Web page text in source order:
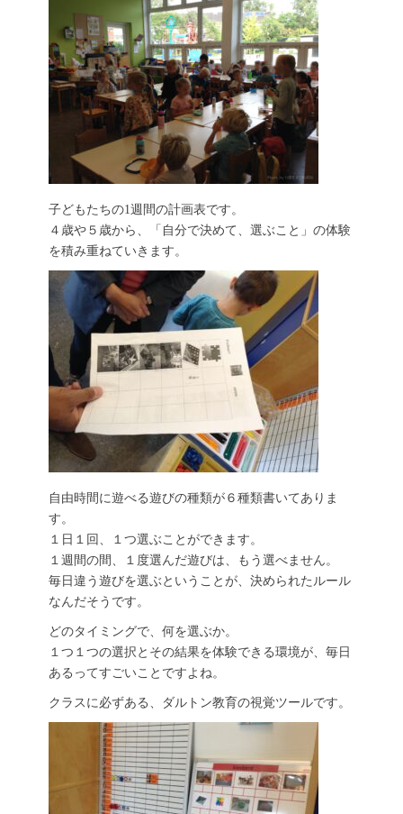
子どもたちの1週間の計画表です。
４歳や５歳から、「自分で決めて、選ぶこと」の体験
を積み重ねていきます。
自由時間に遊べる遊びの種類が６種類書いてありま
す。
１日１回、１つ選ぶことができます。
１週間の間、１度選んだ遊びは、もう選べません。
毎日違う遊びを選ぶということが、決められたルール
なんだそうです。
どのタイミングで、何を選ぶか。
１つ１つの選択とその結果を体験できる環境が、毎日
あるってすごいことですよね。
クラスに必ずある、ダルトン教育の視覚ツールです。